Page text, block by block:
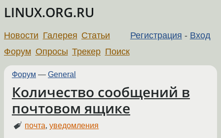
LINUX.ORG.RU
Регистрация - Вход
Новости Галерея Статьи
Форум Опросы Трекер Поиск
Форум — General
Количество сообщений в
почтовом ящике
почта,уведомления